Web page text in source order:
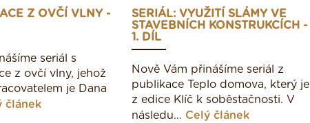
Z OVČÍ VLNY -
seriál s
z ovčí vlny, jehož
je Dana
článek
SERIÁL: VYUŽITÍ SLÁMY VE
STAVEBNÍCH KONSTRUKCÍCH -
1. DÍL
Nově Vám přinášíme seriál z
publikace Teplo domova, který je
z edice Klíč k soběstačnosti. V
následu… Celý článek